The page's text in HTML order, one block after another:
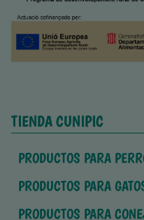
TIENDA CUNIPIC
PRODUCTOS PARA
PRODUCTOS PARA
PRODUCTOS PARA